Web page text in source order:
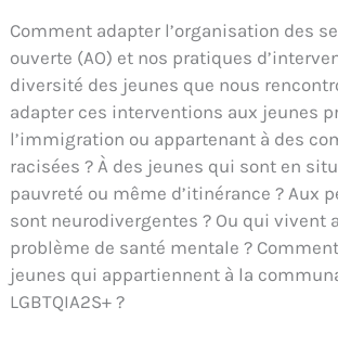
Comment adapter l’organisation des
ouverte (AO) et nos pratiques
diversité des jeunes que nous
adapter ces interventions aux jeunes
l’immigration ou appartenant à des
racisées ? À des jeunes qui sont en
pauvreté ou même d’itinérance ? Aux
sont neurodivergentes ? Ou qui vivent
problème de santé mentale ?
jeunes qui appartiennent à la
LGBTQIA2S+ ?